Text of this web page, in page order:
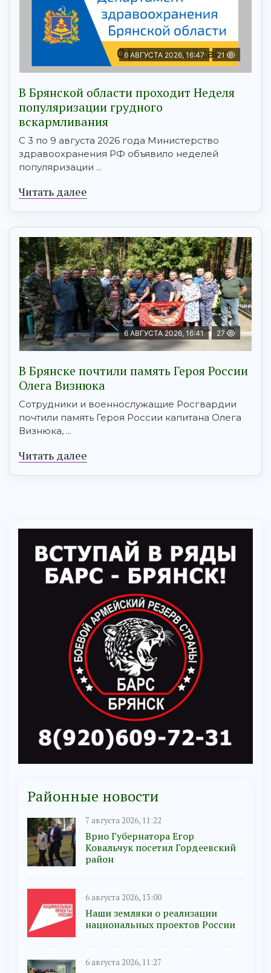
6 АВГУСТА 2026, 16:47 21
В Брянской области проходит Неделя
популяризации грудного
вскармливания
С 3 по 9 августа 2026 года Министерство
здравоохранения РФ объявило неделей
популяризации ...
Читать далее
6 АВГУСТА 2026, 16:41 27
В Брянске почтили память Героя России
Олега Визнюка
Сотрудники и военнослужащие Росгвардии
почтили память Героя России капитана Олега
Визнюка, ...
Читать далее
Районные новости
7 августа 2026, 11:22
Врио Губернатора Егор
Ковальчук посетил Гордеевский
район
6 августа 2026, 13:00
Наши земляки о реализации
национальных проектов России
6 августа 2026, 11:27